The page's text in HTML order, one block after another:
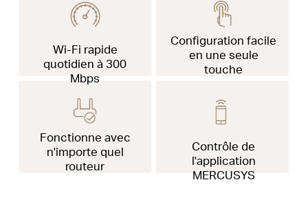
Wi-Fi rapide
quotidien à 300
Mbps
Configuration facile
en une seule
touche
Fonctionne avec
n'importe quel
routeur
Contrôle de
l'application
MERCUSYS